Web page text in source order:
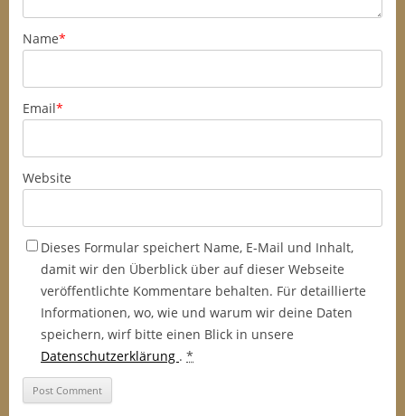
Name*
Email*
Website
Dieses Formular speichert Name, E-Mail und Inhalt,
damit wir den Überblick über auf dieser Webseite
veröffentlichte Kommentare behalten. Für detaillierte
Informationen, wo, wie und warum wir deine Daten
speichern, wirf bitte einen Blick in unsere
Datenschutzerklärung . *